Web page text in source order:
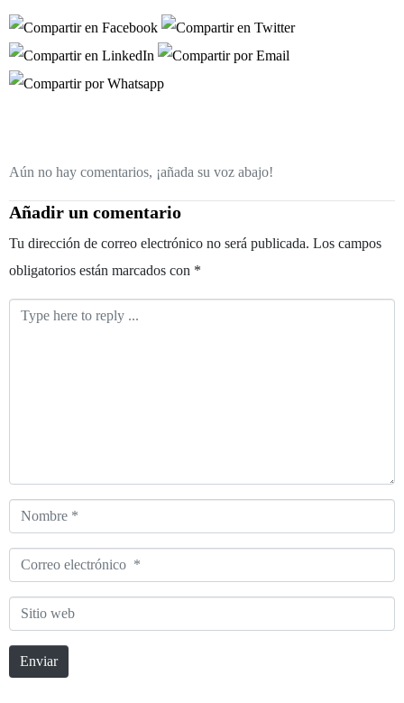
Aún no hay comentarios, ¡añada su voz abajo!
Añadir un comentario
Tu dirección de correo electrónico no será publicada. Los campos
obligatorios están marcados con *
Comentario
Nombre
*
Correo
electrónico
Sitio
web
Enviar